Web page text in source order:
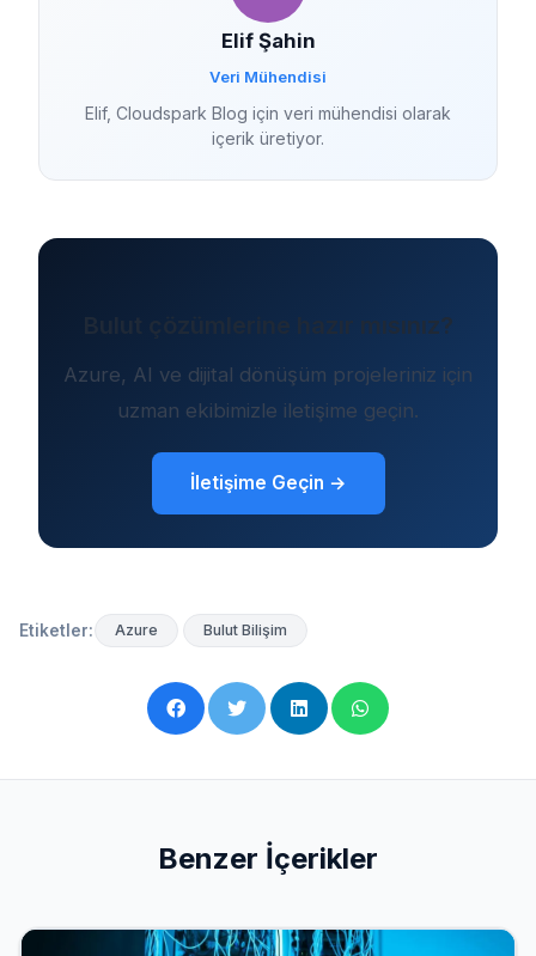
Elif Şahin
Veri Mühendisi
Elif, Cloudspark Blog için veri mühendisi olarak
içerik üretiyor.
Bulut çözümlerine hazır mısınız?
Azure, AI ve dijital dönüşüm projeleriniz için
uzman ekibimizle iletişime geçin.
İletişime Geçin →
Etiketler: Azure Bulut Bilişim
Benzer İçerikler